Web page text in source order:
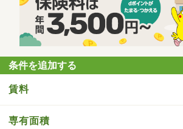
条件を追加する
賃料
専有面積